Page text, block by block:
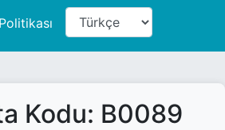
Kodu: B0089